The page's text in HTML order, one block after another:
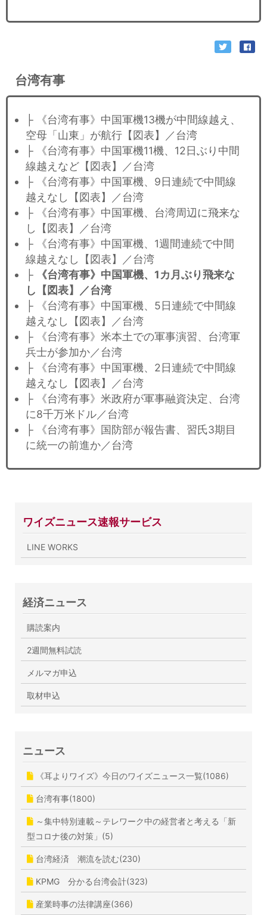
台湾有事
├ 《台湾有事》中国軍機13機が中間線越え、
空母「山東」が航行【図表】／台湾
├ 《台湾有事》中国軍機11機、12日ぶり中間
線越えなど【図表】／台湾
├ 《台湾有事》中国軍機、9日連続で中間線
越えなし【図表】／台湾
├ 《台湾有事》中国軍機、台湾周辺に飛来な
し【図表】／台湾
├ 《台湾有事》中国軍機、1週間連続で中間
線越えなし【図表】／台湾
├
《台湾有事》中国軍機、1カ月ぶり飛来な
し【図表】／台湾
├ 《台湾有事》中国軍機、5日連続で中間線
越えなし【図表】／台湾
├ 《台湾有事》米本土での軍事演習、台湾軍
兵士が参加か／台湾
├ 《台湾有事》中国軍機、2日連続で中間線
越えなし【図表】／台湾
├ 《台湾有事》米政府が軍事融資決定、台湾
に8千万米ドル／台湾
├ 《台湾有事》国防部が報告書、習氏3期目
に統一の前進か／台湾
ワイズニュース速報サービス
LINE WORKS
経済ニュース
購読案内
2週間無料試読
メルマガ申込
取材申込
ニュース
《耳よりワイズ》今日のワイズニュース一覧(1086)
台湾有事(1800)
～集中特別連載～テレワーク中の経営者と考える「新
型コロナ後の対策」(5)
台湾経済 潮流を読む(230)
KPMG 分かる台湾会計(323)
産業時事の法律講座(366)